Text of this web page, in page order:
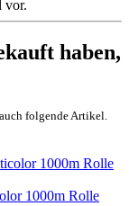
vor.
haben,
folgende Artikel.
1000m Rolle